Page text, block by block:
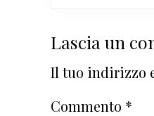
del
lettore
Lascia un
Il tuo indirizzo
Commento *